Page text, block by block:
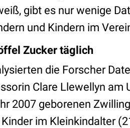
gibt es nur wenige
und Kindern im
Zucker täglich
die Forscher
Clare Llewellyn am
2007 geborenen
im Kleinkindalter